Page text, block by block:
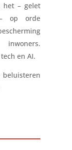
het – gelet
op orde
en AI.